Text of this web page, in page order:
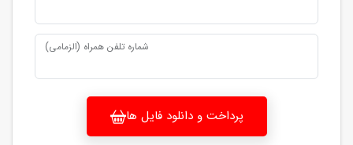
شماره تلفن همراه (الزمامی)
پرداخت و دانلود فایل ها